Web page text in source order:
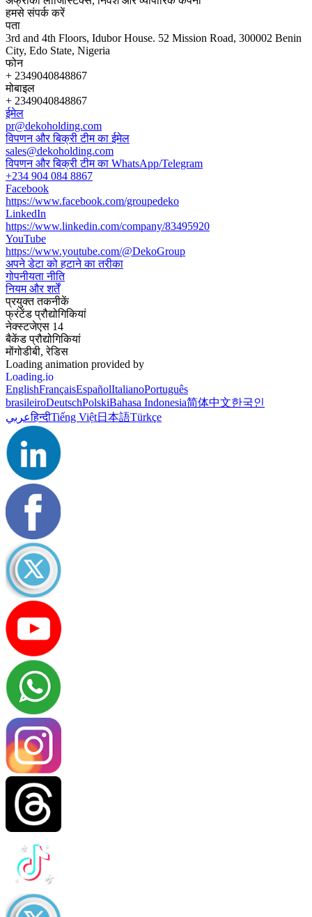
हमसे संपर्क करें
पता
3rd and 4th Floors, Idubor House. 52 Mission Road, 300002 Benin
City, Edo State, Nigeria
फोन
+ 2349040848867
मोबाइल
+ 2349040848867
ईमेल
pr@dekoholding.com
विपणन और बिक्री टीम का ईमेल
sales@dekoholding.com
विपणन और बिक्री टीम का WhatsApp/Telegram
+234 904 084 8867
Facebook
https://www.facebook.com/groupedeko
LinkedIn
https://www.linkedin.com/company/83495920
YouTube
https://www.youtube.com/@DekoGroup
अपने डेटा को हटाने का तरीका
गोपनीयता नीति
नियम और शर्तें
प्रयुक्त तकनीकें
फ्रंटेंड प्रौद्योगिकियां
नेक्स्टजेएस 14
बैकेंड प्रौद्योगिकियां
मोंगोडीबी, रेडिस
Loading animation provided by
Loading.io
EnglishFrançaisEspañolItalianoPortuguês
brasileiroDeutschPolskiBahasa Indonesia简体中文한국인
عربيहिन्दीTiếng Việt日本語Türkçe